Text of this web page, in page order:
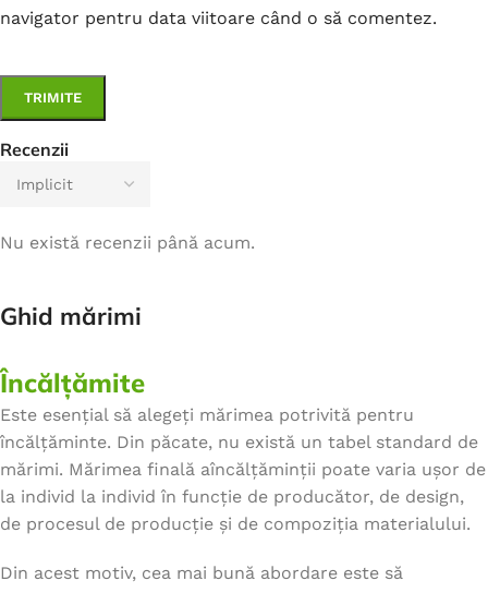
Recenzii
Nu există recenzii până acum.
navigator pentru data viitoare când o să comentez.
Ghid mărimi
Încălțămite
Este esențial să alegeți mărimea potrivită pentru
încălțăminte. Din păcate, nu există un tabel standard de
mărimi. Mărimea finală aîncălțăminții poate varia ușor de
la individ la individ în funcție de producător, de design,
de procesul de producție și de compoziția materialului.
Din acest motiv, cea mai bună abordare este să